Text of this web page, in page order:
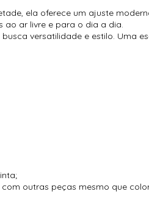
ela oferece um ajuste
ao ar livre e para o dia a dia.
versatilidade e estilo. Uma
outras peças mesmo que